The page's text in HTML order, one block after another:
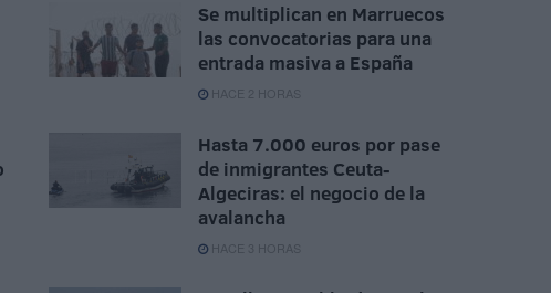
Se multiplican en Marruecos
las convocatorias para una
entrada masiva a España
HACE 2 HORAS
Hasta 7.000 euros por pase
de inmigrantes Ceuta-
Algeciras: el negocio de la
avalancha
HACE 3 HORAS